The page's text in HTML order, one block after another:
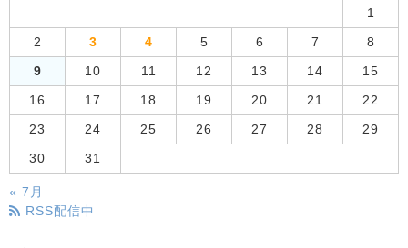
1
2 3 4 5 6 7 8
9 10 11 12 13 14 15
16 17 18 19 20 21 22
23 24 25 26 27 28 29
30 31
« 7月
RSS配信中